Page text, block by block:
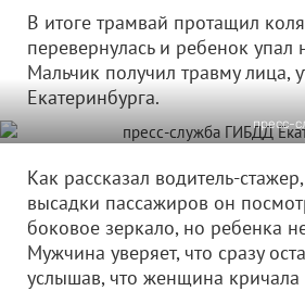
В итоге трамвай протащил
перевернулась и ребенок упал
Мальчик получил травму лица,
Екатеринбурга.
пресс-
Как рассказал водитель-
высадки пассажиров он
боковое зеркало, но ребенка
Мужчина уверяет, что сразу
услышав, что женщина кричала